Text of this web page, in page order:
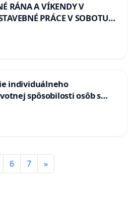
RÁNA A VÍKENDY V
PRÁCE V SOBOTU
HOD., CEZ PRACOVNÝ
18.00 HOD. A PRAVIDELNÁ
AREA NA
individuálneho
spôsobilosti osôb s
pri prijímaní do
6 7 »